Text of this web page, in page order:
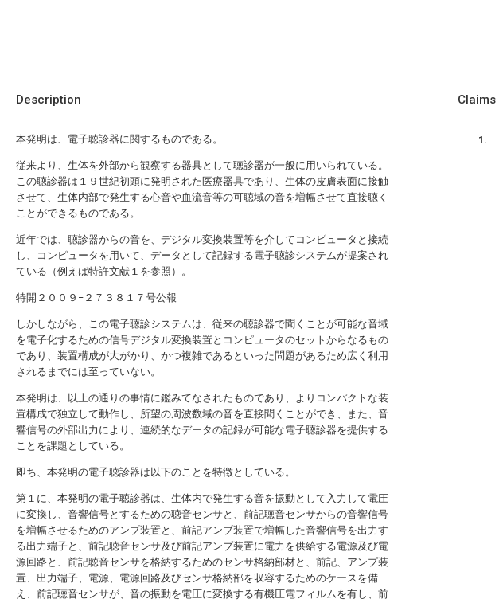
Description
本発明は、電子聴診器に関するものである。
従来より、生体を外部から観察する器具として聴診器が一般に用いられている。
この聴診器は１９世紀初頭に発明された医療器具であり、生体の皮膚表面に接触
させて、生体内部で発生する心音や血流音等の可聴域の音を増幅させて直接聴く
ことができるものである。
近年では、聴診器からの音を、デジタル変換装置等を介してコンピュータと接続
し、コンピュータを用いて、データとして記録する電子聴診システムが提案され
ている（例えば特許文献１を参照）。
特開２００９−２７３８１７号公報
しかしながら、この電子聴診システムは、従来の聴診器で聞くことが可能な音域
を電子化するための信号デジタル変換装置とコンピュータのセットからなるもの
であり、装置構成が大がかり、かつ複雑であるといった問題があるため広く利用
されるまでには至っていない。
本発明は、以上の通りの事情に鑑みてなされたものであり、よりコンパクトな装
置構成で独立して動作し、所望の周波数域の音を直接聞くことができ、また、音
響信号の外部出力により、連続的なデータの記録が可能な電子聴診器を提供する
ことを課題としている。
即ち、本発明の電子聴診器は以下のことを特徴としている。
第１に、本発明の電子聴診器は、生体内で発生する音を振動として入力して電圧
に変換し、音響信号とするための聴音センサと、前記聴音センサからの音響信号
を増幅させるためのアンプ装置と、前記アンプ装置で増幅した音響信号を出力す
る出力端子と、前記聴音センサ及び前記アンプ装置に電力を供給する電源及び電
源回路と、前記聴音センサを格納するためのセンサ格納部材と、前記、アンプ装
置、出力端子、電源、電源回路及びセンサ格納部を収容するためのケースを備
え、前記聴音センサが、音の振動を電圧に変換する有機圧電フィルムを有し、前
Claims